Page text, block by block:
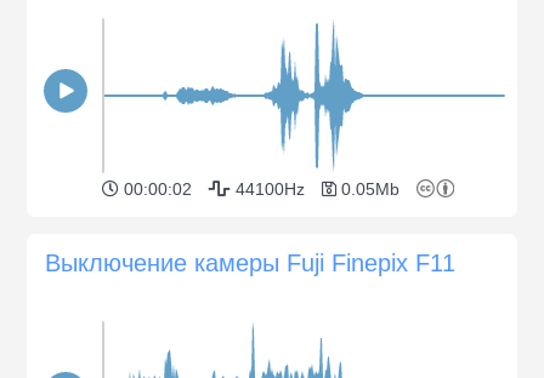
00:00:02 44100Hz 0.05Mb
Выключение камеры Fuji Finepix F11